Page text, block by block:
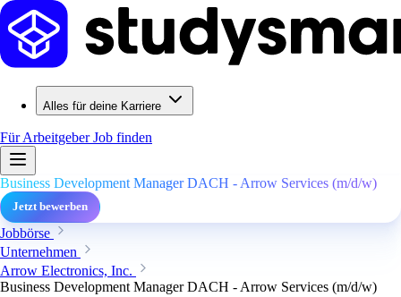
Alles für deine Karriere
Für ArbeitgeberJob finden
Business Development Manager DACH - Arrow Services (m/d/w)
Jetzt bewerben
Jobbörse
Unternehmen
Arrow Electronics, Inc.
Business Development Manager DACH - Arrow Services (m/d/w)